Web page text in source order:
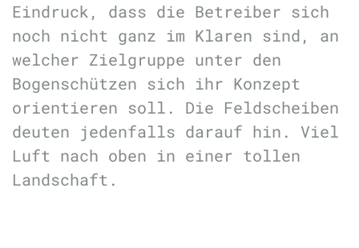
Eindruck, dass die Betreiber sich
noch nicht ganz im Klaren sind, an
welcher Zielgruppe unter den
Bogenschützen sich ihr Konzept
orientieren soll. Die Feldscheiben
deuten jedenfalls darauf hin. Viel
Luft nach oben in einer tollen
Landschaft.